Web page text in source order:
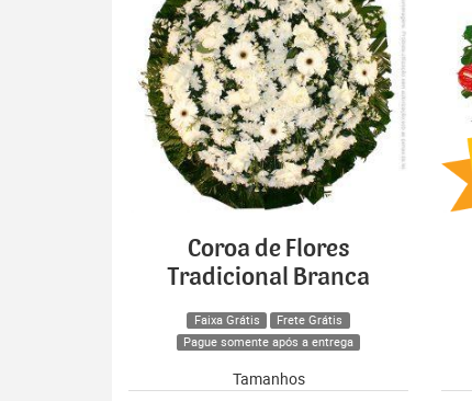
Coroa de Flores
Tradicional Branca
Faixa Grátis
Frete Grátis
Pague somente após a entrega
Tamanhos